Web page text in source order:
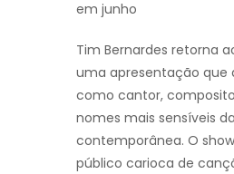
em junho
Tim Bernardes retorna
uma apresentação que
como cantor,
nomes mais sensíveis
contemporânea. O
público carioca de